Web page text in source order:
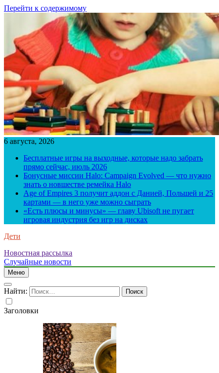
Перейти к содержимому
6 августа, 2026
Бесплатные игры на выходные, которые надо забрать
прямо сейчас, июль 2026
Бонусные миссии Halo: Campaign Evolved — что нужно
знать о новшестве ремейка Halo
Age of Empires 3 получит аддон с Данией, Польшей и 25
картами — в него уже можно сыграть
«Есть плюсы и минусы» — главу Ubisoft не пугает
игровая индустрия без игр на дисках
Дети
Новостная рассылка
Случайные новости
Меню
Найти:
Заголовки